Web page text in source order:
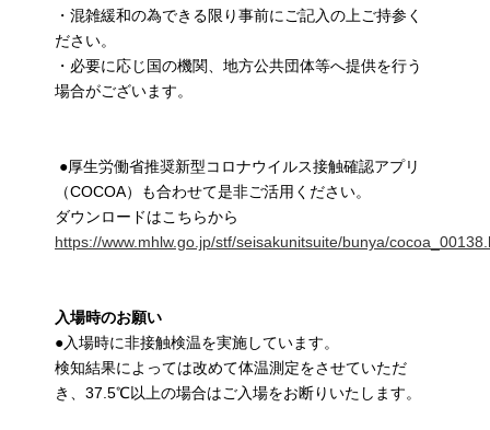
・混雑緩和の為できる限り事前にご記入の上ご持参く
ださい。
・必要に応じ国の機関、地方公共団体等へ提供を行う
場合がございます。
●厚生労働省推奨新型コロナウイルス接触確認アプリ
（COCOA）も合わせて是非ご活用ください。
ダウンロードはこちらから
https://www.mhlw.go.jp/stf/seisakunitsuite/bunya/
入場時のお願い
●入場時に非接触検温を実施しています。
検知結果によっては改めて体温測定をさせていただ
き、37.5℃以上の場合はご入場をお断りいたします。